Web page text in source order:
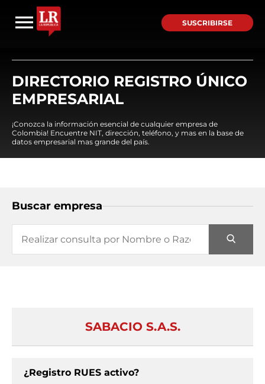
SUSCRIBIRSE
DIRECTORIO REGISTRO ÚNICO
EMPRESARIAL
¡Conozca la información esencial de cualquier empresa de
Colombia! Encuentre NIT, dirección, teléfono, y mas en la base de
datos empresarial mas grande del país.
Buscar empresa
SABACIO S.A.S.
¿Registro RUES activo?